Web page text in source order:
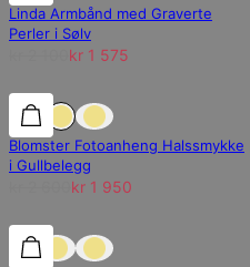
Linda Armbånd med Graverte
Perler i Sølv
kr 1 575
25% rabatt
Blomster Fotoanheng Halssmykke
i Gullbelegg
kr 1 950
25% rabatt